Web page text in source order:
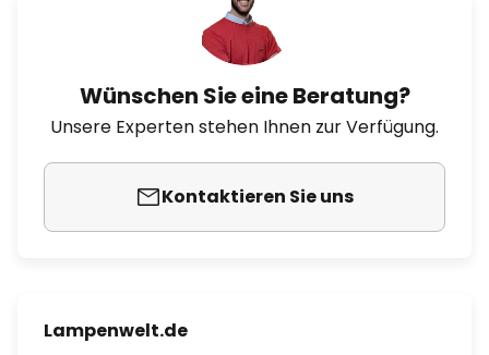
Wünschen Sie eine Beratung?
Unsere Experten stehen Ihnen zur Verfügung.
Kontaktieren Sie uns
Lampenwelt.de